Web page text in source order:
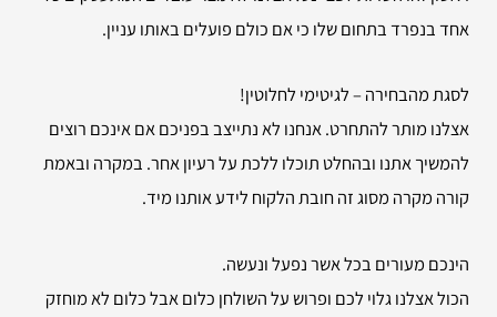
אחד בנפרד בתחום שלו כי אם כולם פועלים באותו עניין.
לסגת מהבחירה – לגיטימי לחלוטין!
אצלנו מותר להתחרט. אנחנו לא נתייצב בפניכם אם אינכם רוצים
להמשיך אתנו ובהחלט תוכלו ללכת על רעיון אחר. במקרה ובאמת
קורה מקרה מסוג זה חובת הלקוח לידע אותנו מיד.
הינכם מעורים בכל אשר נפעל ונעשה.
הכול אצלנו גלוי לכם ופרוש על השולחן כלום אבל כלום לא מוחזק